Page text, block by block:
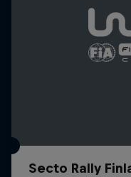
Secto Rally